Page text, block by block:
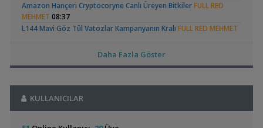
130 Lt 50+ Lepistes İçin8.500 Tl Bütçeli DışfiltreSerpent
00:15
Yeni Üye Forumu
Akvaredden Gelen BitkilerSufisu,21:48
30x20x20akvaristsaglam,20:15
Akvaryum Tanıtımı
Japon Balığım Yüzeyde Hava Almaya ÇalışıyorBetta_King,
Ramshorn Hakkında
Her Şey
Elma Salyangozu
Güncel
Neon Tetra(123)
Red Mangrove
Amazon Hançeri Cryptocoryne Canlı Üreyen BitkilerFULL RED
MEHMET 08:37
L144 Mavi Göz Tül Vatozlar Kampanyanın Kralı FULL RED MEHMET
2 Torba Moss :) Filtre Isıtıcı AtlasPoyraz07:54
Orionled A 40 Armatür Sıfır Ayarındaerimgorgulu07:37
Bitkili Akvaryum Balıkları
Bitki Çeşitleriemreemin00:39
Daha Fazla Göster
KULLANICILAR